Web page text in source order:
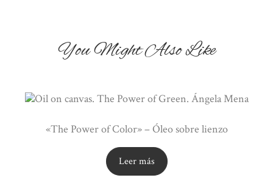
You Might Also Like
«The Power of Color» – Óleo sobre lienzo
Leer más